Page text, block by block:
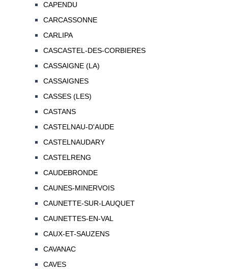
CAPENDU
CARCASSONNE
CARLIPA
CASCASTEL-DES-CORBIERES
CASSAIGNE (LA)
CASSAIGNES
CASSES (LES)
CASTANS
CASTELNAU-D'AUDE
CASTELNAUDARY
CASTELRENG
CAUDEBRONDE
CAUNES-MINERVOIS
CAUNETTE-SUR-LAUQUET
CAUNETTES-EN-VAL
CAUX-ET-SAUZENS
CAVANAC
CAVES